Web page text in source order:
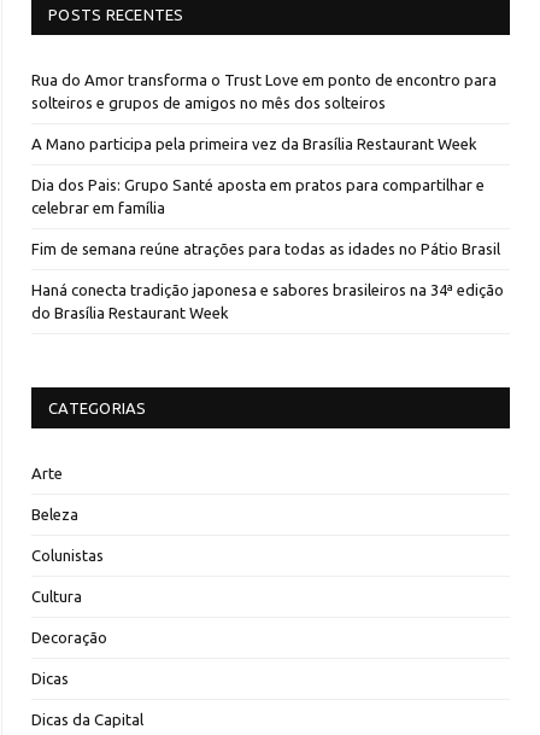
POSTS RECENTES
Rua do Amor transforma o Trust Love em ponto de encontro para
solteiros e grupos de amigos no mês dos solteiros
A Mano participa pela primeira vez da Brasília Restaurant Week
Dia dos Pais: Grupo Santé aposta em pratos para compartilhar e
celebrar em família
Fim de semana reúne atrações para todas as idades no Pátio Brasil
Haná conecta tradição japonesa e sabores brasileiros na 34ª edição
do Brasília Restaurant Week
CATEGORIAS
Arte
Beleza
Colunistas
Cultura
Decoração
Dicas
Dicas da Capital